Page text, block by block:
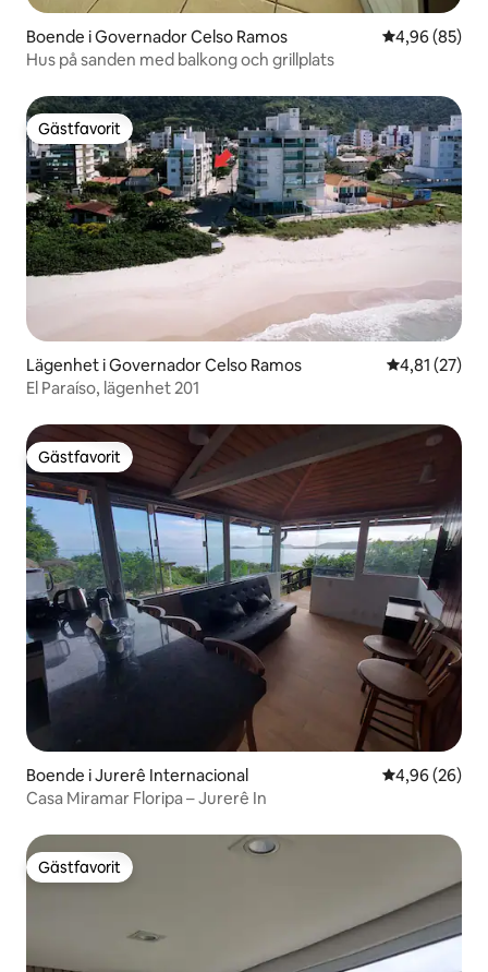
Boende i Governador Celso Ramos 4,96 av 5 i
4,96 (85)
Hus på sanden med balkong och grillplats
Gästfavorit
Gästfavorit
Lägenhet i Governador Celso Ramos 4,81 av 5 i
4,81 (27)
El Paraíso, lägenhet 201
Gästfavorit
Gästfavorit
Boende i Jurerê Internacional 4,96 av 5 i
4,96 (26)
Casa Miramar Floripa – Jurerê In
Gästfavorit
Gästfavorit